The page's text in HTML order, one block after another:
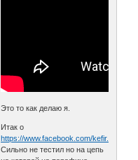
Это то как делаю я.
Итак о
https://www.facebook.com/kefir.bike/
Сильно не тестил но на цепь